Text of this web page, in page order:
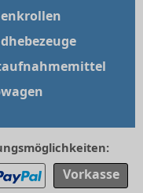
Vorkasse